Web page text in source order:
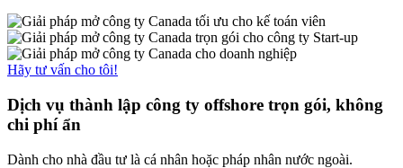
Hãy tư vấn cho tôi!
Dịch vụ thành lập công ty offshore trọn gói, không
chi phí ẩn
Dành cho nhà đầu tư là cá nhân hoặc pháp nhân nước ngoài.